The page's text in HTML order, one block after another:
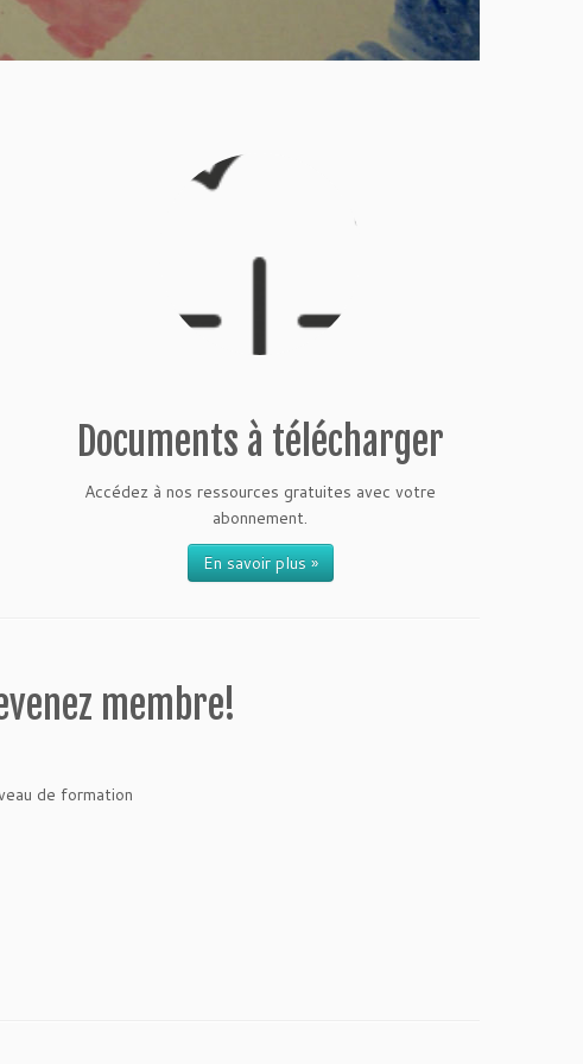
Documents à télécharger
Accédez à nos ressources gratuites avec votre
abonnement.
En savoir plus »
membre!
de formation